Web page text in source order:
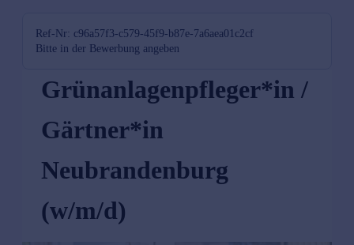
Ref-Nr: c96a57f3-c579-45f9-b87e-7a6aea01c2cf
Bitte in der Bewerbung angeben